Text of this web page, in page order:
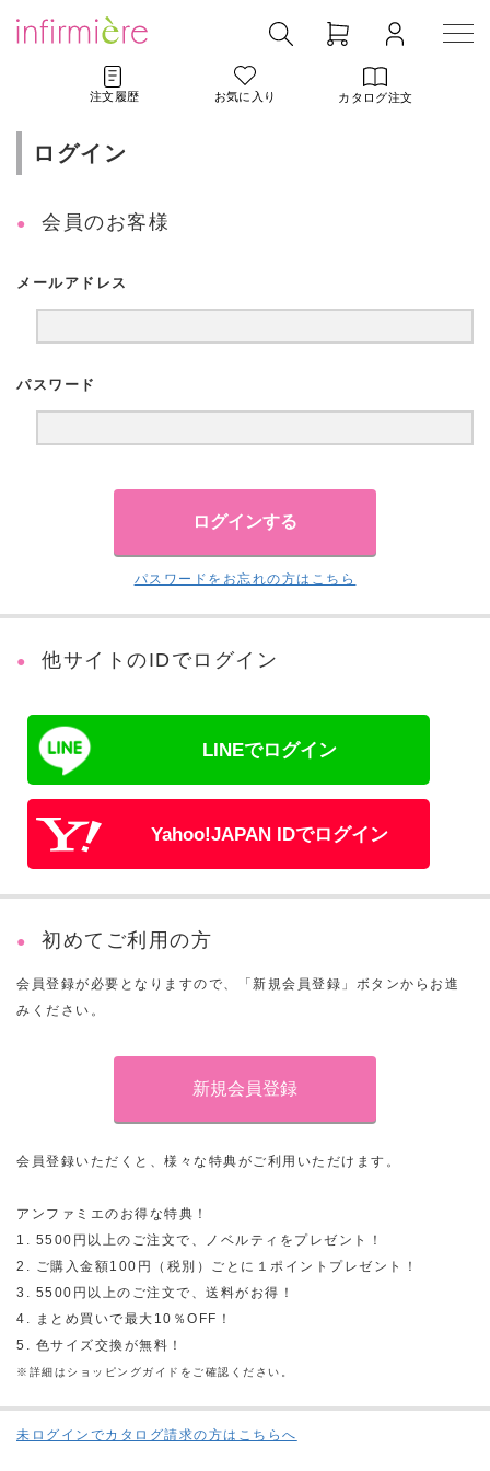
注文履歴 お気に入り カタログ注文
ログイン
会員のお客様
メールアドレス
パスワード
パスワードをお忘れの方はこちら
他サイトのIDでログイン
LINEでログイン
Yahoo!JAPAN IDでログイン
初めてご利用の方
会員登録が必要となりますので、「新規会員登録」ボタンからお進
みください。
会員登録いただくと、様々な特典がご利用いただけます。
アンファミエのお得な特典！
1. 5500円以上のご注文で、ノベルティをプレゼント！
2. ご購入金額100円（税別）ごとに１ポイントプレゼント！
3. 5500円以上のご注文で、送料がお得！
4. まとめ買いで最大10％OFF！
5. 色サイズ交換が無料！
※詳細はショッピングガイドをご確認ください。
未ログインでカタログ請求の方はこちらへ